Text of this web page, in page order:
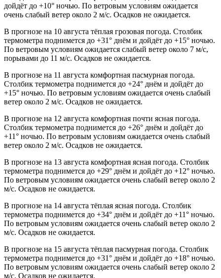
дойдёт до +10° ночью. По ветровым условиям ожидается
очень слабый ветер около 2 м/с. Осадков не ожидается.
В прогнозе на 10 августа тёплая грозовая погода. Столбик
термометра поднимется до +31° днём и дойдёт до +15° ночью.
По ветровым условиям ожидается слабый ветер около 7 м/с,
порывами до 11 м/с. Осадков не ожидается.
В прогнозе на 11 августа комфортная пасмурная погода.
Столбик термометра поднимется до +24° днём и дойдёт до
+15° ночью. По ветровым условиям ожидается очень слабый
ветер около 2 м/с. Осадков не ожидается.
В прогнозе на 12 августа комфортная почти ясная погода.
Столбик термометра поднимется до +26° днём и дойдёт до
+11° ночью. По ветровым условиям ожидается очень слабый
ветер около 2 м/с. Осадков не ожидается.
В прогнозе на 13 августа комфортная ясная погода. Столбик
термометра поднимется до +29° днём и дойдёт до +12° ночью.
По ветровым условиям ожидается очень слабый ветер около 2
м/с. Осадков не ожидается.
В прогнозе на 14 августа тёплая ясная погода. Столбик
термометра поднимется до +34° днём и дойдёт до +11° ночью.
По ветровым условиям ожидается очень слабый ветер около 2
м/с. Осадков не ожидается.
В прогнозе на 15 августа тёплая пасмурная погода. Столбик
термометра поднимется до +31° днём и дойдёт до +18° ночью.
По ветровым условиям ожидается очень слабый ветер около 2
м/с. Осадков не ожидается.